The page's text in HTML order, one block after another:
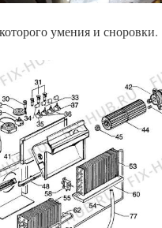
умения и сноровки.